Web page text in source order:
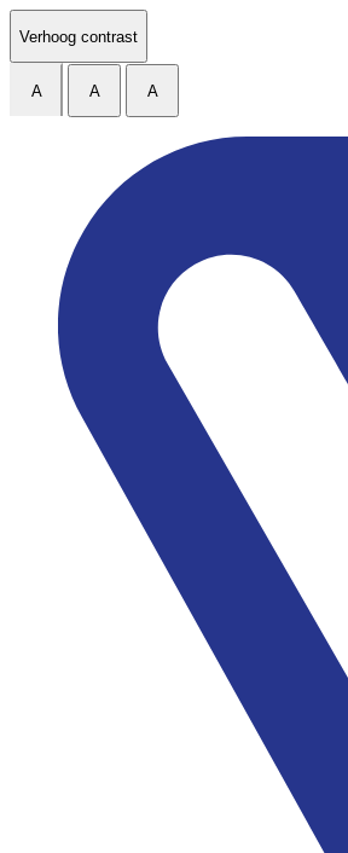
Ga naar de inhoud
Verhoog contrast
A A A